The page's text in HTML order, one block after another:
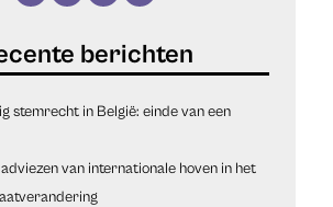
stemrecht in België: einde van een
van internationale hoven in het